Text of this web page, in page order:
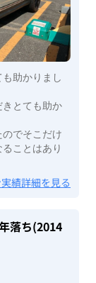
助かりまし
きとても助か
でそこだけ
ことはあり
績詳細を見る
落ち(2014